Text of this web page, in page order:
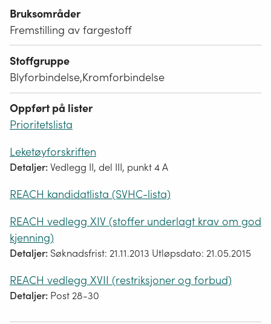
Bruksområder
Fremstilling av fargestoff
Stoffgruppe
Blyforbindelse,Kromforbindelse
Oppført på lister
Prioritetslista
Leketøyforskriften
Detaljer:Vedlegg II, del III, punkt 4 A
REACH kandidatlista (SVHC-lista)
REACH vedlegg XIV (stoffer underlagt krav om god
kjenning)
Detaljer: Søknadsfrist: 21.11.2013 Utløpsdato: 21.05.2015
REACH vedlegg XVII (restriksjoner og forbud)
Detaljer: Post 28-30